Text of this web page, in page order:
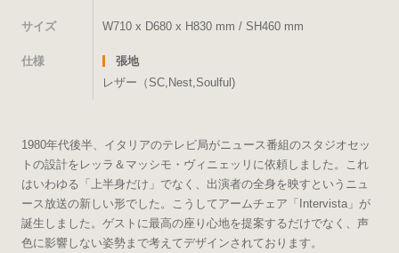
サイズ W710 x D680 x H830 mm / SH460 mm
仕様
張地
レザー（SC,Nest,Soulful)
1980年代後半、イタリアのテレビ局がニュース番組のスタジオセッ
トの設計をレッラ＆マッシモ・ヴィニェッリに依頼しました。これ
はいわゆる「上半身だけ」でなく、出演者の全身を映すというニュ
ース放送の新しい形でした。こうしてアームチェア「Intervista」が
誕生しました。ゲストに最高の座り心地を提案するだけでなく、声
色に影響しない姿勢まで考えてデザインされております。